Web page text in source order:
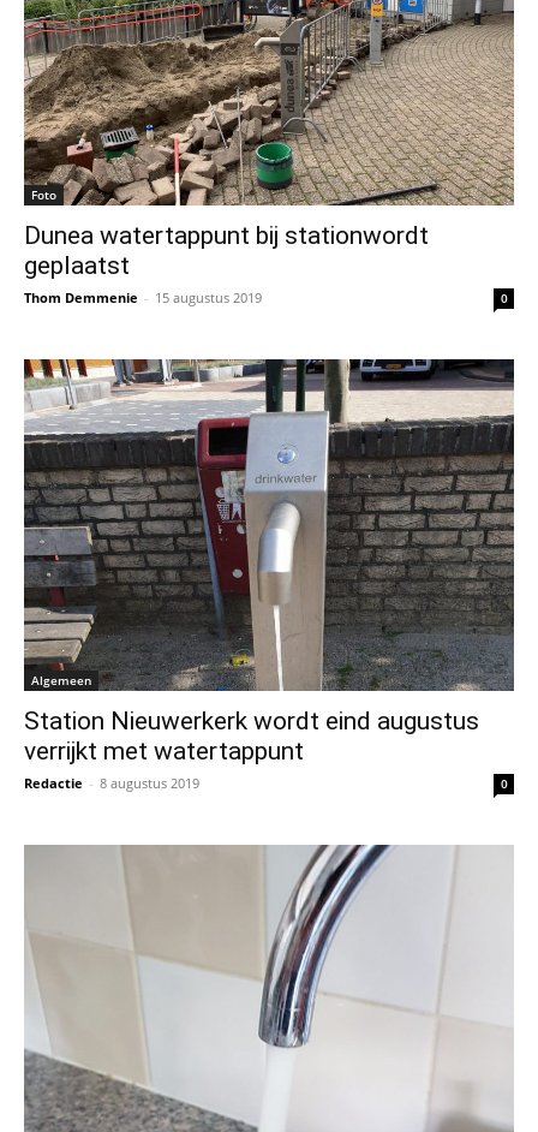
Foto
Dunea watertappunt bij stationwordt
geplaatst
Thom Demmenie - 15 augustus 2019 0
Algemeen
Station Nieuwerkerk wordt eind augustus
verrijkt met watertappunt
Redactie - 8 augustus 2019 0